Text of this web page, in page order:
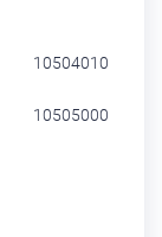
10504010
10505000